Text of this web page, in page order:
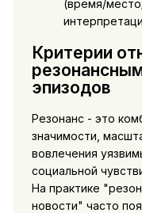
(время/
Критерии
эпизодов
Резонанс - это
значимости,
вовлечения
социальной
На практике
новости" часто